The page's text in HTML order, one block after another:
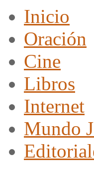
Inicio
Oración
Cine
Libros
Internet
Mundo